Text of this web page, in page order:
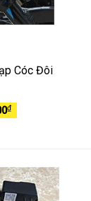
Cóc Đôi
₫